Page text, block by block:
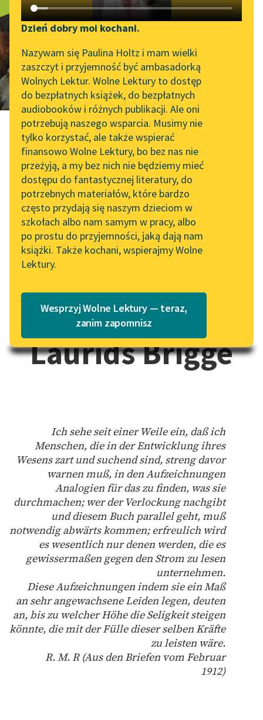
Katalog DAISY
Podkasty o książkach
Zgłoś brak utworu
Aktualności
Byliśmy częścią AI Impact
Lab
Zapraszamy na spotkanie
online z tłumaczkami
literatury skandynawskiej
Spotkanie z Katarzyną
Tunkiel w Oslo
Wolne Lektury na 32.
Pol’and’Rock Festivalu
„Kochanek Lady
Chatterley” do słuchania
na Wolnych Lekturach
Blog
Lektury szkolne i klasyka
literatury do słuchania dla
uczennic i uczniów z
słuchania dla uczennic i
uczniów z
niepełnosprawnościami
Feministyczne inspiracje.
Popularyzacja
skandynawskiej literatury
feministycznej
Ręce pełne poezji
twórców przechodzących
do domeny publicznej,
lektur szkolnych oraz
Starego Testamentu
Odkurzamy bohaterów
Narzędzia
Mapa Wolnych Lektur
Leśmianator
Przewodnik dla piszących i
czytających
API
OAI-PMH
Widget Wolnych Lektur
Przypisy
Katalog w formacie PDF
Dzień dobry moi kochani.
Nazywam się Paulina Holtz i mam wielki
zaszczyt i przyjemność być ambasadorką
Wolnych Lektur. Wolne Lektury to dostęp
do bezpłatnych książek, do bezpłatnych
audiobooków i różnych publikacji. Ale oni
potrzebują naszego wsparcia. Musimy nie
tylko korzystać, ale także wspierać
finansowo Wolne Lektury, bo bez nas nie
przeżyją, a my bez nich nie będziemy mieć
dostępu do fantastycznej literatury, do
potrzebnych materiałów, które bardzo
często przydają się naszym dzieciom w
szkołach albo nam samym w pracy, albo
po prostu do przyjemności, jaką dają nam
książki. Także kochani, wspierajmy Wolne
Lektury.
Wesprzyj Wolne Lektury — teraz,
zanim zapomnisz
Aufzeichnungen
des Malte
Laurids Brigge
Rainer Maria Rilke
Die
Aufzeichnungen
des Malte
Laurids Brigge
Ich sehe seit einer Weile ein, daß ich
Menschen, die in der Entwicklung ihres
Wesens zart und suchend sind, streng davor
warnen muß, in den Aufzeichnungen
Analogien für das zu finden, was sie
durchmachen; wer der Verlockung nachgibt
und diesem Buch parallel geht, muß
notwendig abwärts kommen; erfreulich wird
es wesentlich nur denen werden, die es
gewissermaßen gegen den Strom zu lesen
unternehmen.
Diese Aufzeichnungen indem sie ein Maß
an sehr angewachsene Leiden legen, deuten
an, bis zu welcher Höhe die Seligkeit steigen
könnte, die mit der Fülle dieser selben Kräfte
zu leisten wäre.
R. M. R (Aus den Briefen vom Februar
1912)